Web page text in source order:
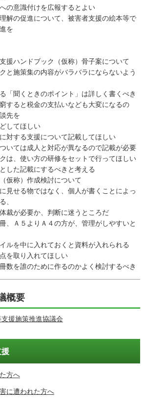
識付けを広報するとよい
促進について、被害者支援の絵本等で
を
ハンドブック（仮称）骨子案について
策集の内容がバラバラにならないよう
くときのポイント」は詳しく書くべき
と税金の支払いなども大変になるの
先を
てほしい
る支援について記載してほしい
は成人と対応が異なるので記載が必要
使い方の研修をセットで行ってほしい
記載にするべきと考える
称）作成検討について
る物ではなく、個人が書くことによっ
、
要か、判断に迷うところだ
５よりＡ４の方が、管理がしやすいと
中に入れておくと資料が入れられる
り入れてほしい
誰のために作るのかよく検討するべき
概要
援施策推進協議会
援
方へ
に遭われた方へ